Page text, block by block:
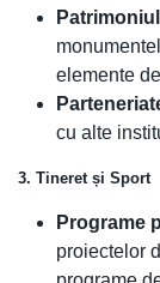
elemente
cu alte
3. Tineret și Sport
Programe
proiectelor